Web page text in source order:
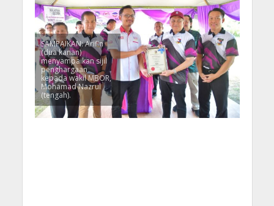
SAMPAIKAN: Arifin
(dua kanan)
menyampaikan sijil
penghargaan
kepada wakil MBOR,
Mohamad Nazrul
(tengah).